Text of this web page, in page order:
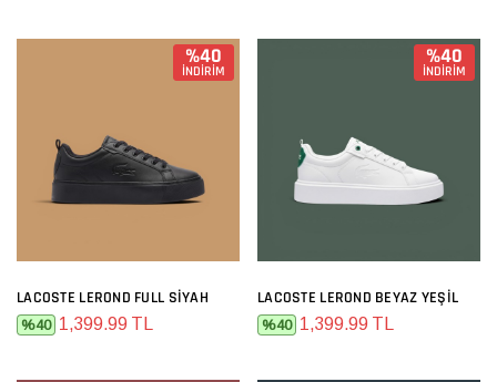
%40
İNDİRİM
LACOSTE LEROND FULL SIYAH
%40 1,399.99 TL
%40
İNDİRİM
LACOSTE LEROND BEYAZ YEŞIL
%40 1,399.99 TL